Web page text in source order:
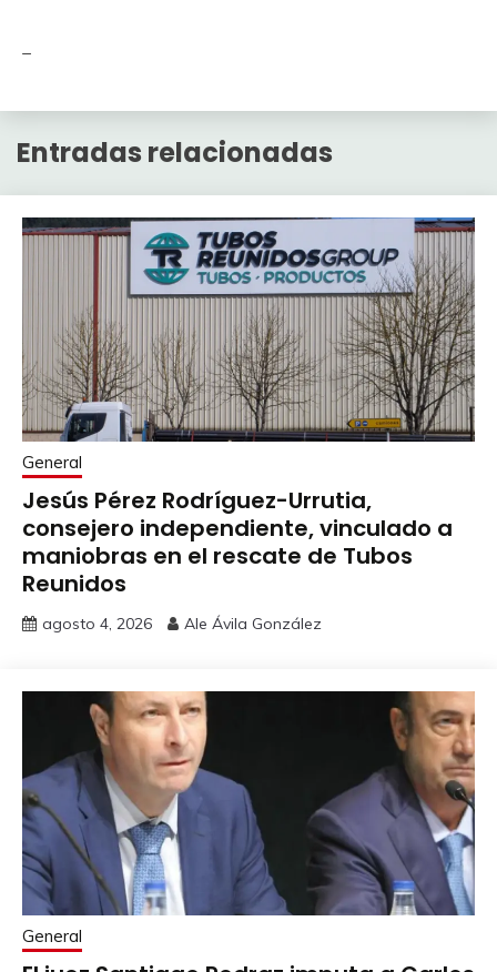
Entradas relacionadas
General
Jesús Pérez Rodríguez-Urrutia,
consejero independiente, vinculado a
maniobras en el rescate de Tubos
Reunidos
agosto 4, 2026 Ale Ávila González
General